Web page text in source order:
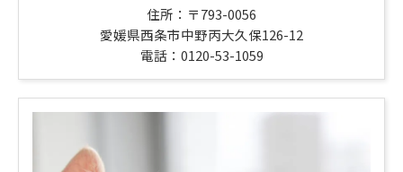
住所：〒793-0056
愛媛県西条市中野丙大久保126-12
電話：0120-53-1059